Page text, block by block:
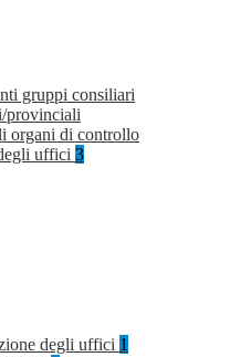
gruppi consiliari
provinciali
organi di controllo
uffici 3
degli uffici 1